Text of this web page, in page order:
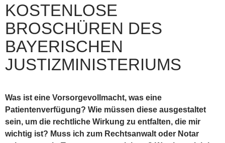
KOSTENLOSE
BROSCHÜREN DES
BAYERISCHEN
JUSTIZMINISTERIUMS
Was ist eine Vorsorgevollmacht, was eine
Patientenverfügung? Wie müssen diese ausgestaltet
sein, um die rechtliche Wirkung zu entfalten, die mir
wichtig ist? Muss ich zum Rechtsanwalt oder Notar